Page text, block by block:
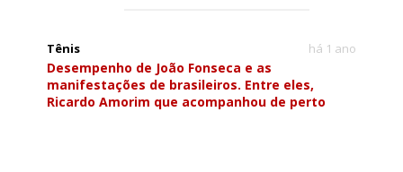
Tênis há 1 ano
Desempenho de João Fonseca e as
manifestações de brasileiros. Entre eles,
Ricardo Amorim que acompanhou de perto